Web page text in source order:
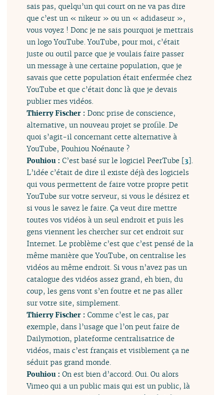
sais pas, quelqu’un qui court on ne va pas dire
que c’est un « nikeur » ou un « adidaseur »,
vous voyez ! Donc je ne sais pourquoi je mettrais
un logo YouTube. YouTube, pour moi, c’était
juste ou outil parce que je voulais faire passer
un message à une certaine population, que je
savais que cette population était enfermée chez
YouTube et que c’était donc là que je devais
publier mes vidéos.
Thierry Fischer :Donc prise de conscience,
alternative, un nouveau projet se profile. De
quoi s’agit-il concernant cette alternative à
YouTube, Pouhiou Noénaute ?
Pouhiou :C’est basé sur le logiciel PeerTube [3].
L’idée c’était de dire il existe déjà des logiciels
qui vous permettent de faire votre propre petit
YouTube sur votre serveur, si vous le désirez et
si vous le savez le faire. Ça veut dire mettre
toutes vos vidéos à un seul endroit et puis les
gens viennent les chercher sur cet endroit sur
Internet. Le problème c’est que c’est pensé de la
même manière que YouTube, on centralise les
vidéos au même endroit. Si vous n’avez pas un
catalogue des vidéos assez grand, eh bien, du
coup, les gens vont s’en foutre et ne pas aller
sur votre site, simplement.
Thierry Fischer :Comme c’est le cas, par
exemple, dans l’usage que l’on peut faire de
Dailymotion, plateforme centralisatrice de
vidéos, mais c’est français et visiblement ça ne
séduit pas grand monde.
Pouhiou :On est bien d’accord. Oui. Ou alors
Vimeo qui a un public mais qui est un public, là